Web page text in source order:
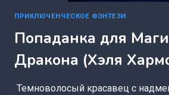
ПРИКЛЮЧЕНЧЕСКОЕ ФЭНТЕЗИ
Попаданка для
Дракона (Хэля
Темноволосый красавец с